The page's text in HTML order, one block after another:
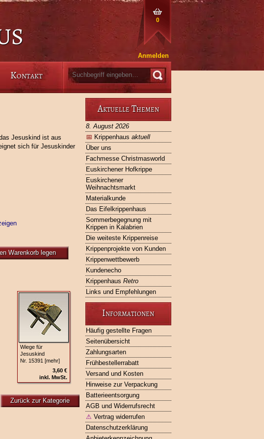
0
Anmelden
Kontakt
Aktuelle Themen
8. August 2026
📅 Krippenhaus aktuell
Über uns
Fachmesse Christmasworld
Euskirchener Hofkrippe
Euskirchener
Weihnachtsmarkt
Materialkunde
Das Eifelkrippenhaus
Sommerbegegnung mit
Krippen in Kalabrien
Die weiteste Krippenreise
Krippenprojekte von Kunden
Krippenwettbewerb
Kundenecho
Krippenhaus Retro
Links und Empfehlungen
Informationen
Häufig gestellte Fragen
Seitenübersicht
Zahlungsarten
Frühbestellerrabatt
Versand und Kosten
Hinweise zur Verpackung
Batterieentsorgung
AGB und Widerrufsrecht
⚠ Vertrag widerrufen
Datenschutzerklärung
Jesuskind ist aus
sich für Jesuskinder
Warenkorb legen
Wiege für
Jesuskind
Nr. 15391 [mehr]
3,60 €
inkl. MwSt.
Zurück zur Kategorie